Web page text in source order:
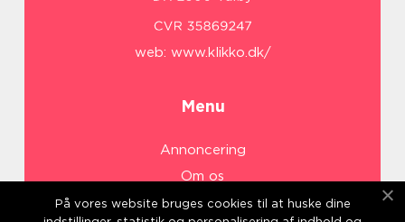
web: www.klikko.dk/
Menu
Annoncering
Om os
Cookies
På vores website bruges cookies til at huske dine